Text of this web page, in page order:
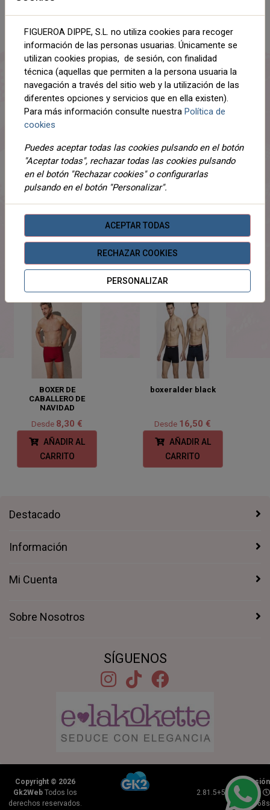
AÑADIR AL CARRITO
Compartir
DETALLES
ADJUNTOS
OPINIONES
95% ALGODON 5% ELAST
PRODUCTOSRELACIONADOS
BOXER DE
CABALLERO DE
NAVIDAD
Desde 8,30 €
AÑADIR AL
CARRITO
boxeralder black
Desde 16,50 €
AÑADIR AL
CARRITO
Destacado
Información
Mi Cuenta
Sobre Nosotros
SÍGUENOS
Copyright © 2026
Gk2WebTodos los
derechos reservados.
Versión
2.81.5+5afce9788 |
0.2368s
FIGUEROA DIPPE, S.L. no utiliza cookies para recoger
información de las personas usuarias. Únicamente se
utilizan cookies propias, de sesión, con finalidad
técnica (aquellas que permiten a la persona usuaria la
navegación a través del sitio web y la utilización de las
diferentes opciones y servicios que en ella existen).
Para más información consulte nuestra Política de
cookies
Puedes aceptar todas las cookies pulsando en el botón
"Aceptar todas", rechazar todas las cookies pulsando
en el botón "Rechazar cookies" o configurarlas
pulsando en el botón "Personalizar".
ACEPTAR TODAS
RECHAZAR COOKIES
PERSONALIZAR